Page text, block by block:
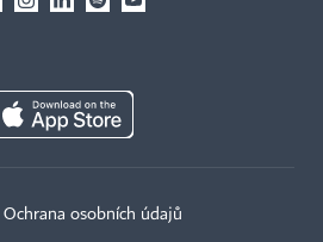
Ochrana osobních údajů